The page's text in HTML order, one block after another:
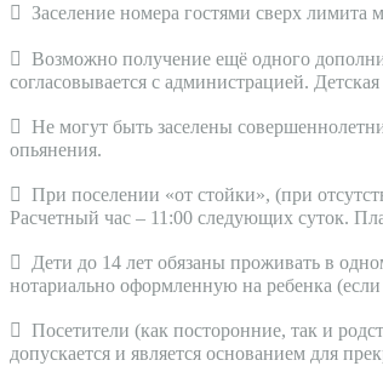
 Заселение номера гостями сверх лимита
 Возможно получение ещё одного
согласовывается с администрацией.
 Не могут быть заселены
опьянения.
 При поселении «от стойки», (при
Расчетный час – 11:00 следующих суток.
 Дети до 14 лет обязаны проживать в
нотариально оформленную на ребенка
 Посетители (как посторонние, так и
допускается и является основанием для